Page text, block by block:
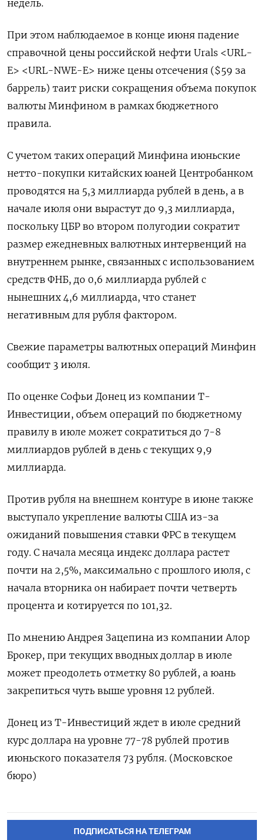
недель.
При этом наблюдаемое в конце июня падение
справочной цены российской нефти Urals <URL-
E> <URL-NWE-E> ​ниже цены отсечения ($59 за
баррель) таит риски сокращения объема покупок
валюты Минфином в рамках бюджетного
правила.
С учетом таких операций Минфина июньские
нетто-покупки китайских юаней Центробанком
проводятся на 5,3 миллиарда рублей в день, а в
начале июля они вырастут до 9,3 миллиарда,
поскольку ЦБР во втором полугодии сократит
размер ежедневных валютных интервенций на
внутреннем рынке, связанных с использованием
средств ФНБ, до 0,6 миллиарда рублей с
нынешних 4,6 миллиарда, что станет
негативным для рубля фактором.
Свежие параметры валютных операций Минфин
сообщит 3 июля.
По оценке Софьи Донец из компании Т-
Инвестиции, объем операций по ​бюджетному
правилу в июле может сократиться до ⁠7-8
миллиардов рублей в день с текущих 9,9
миллиарда.
Против рубля на внешнем контуре в июне также
выступало укрепление валюты США из-за
ожиданий повышения ставки ФРС в текущем
году. С ‌начала месяца индекс доллара растет
почти на 2,5%, максимально с прошлого июля, с
начала вторника он набирает почти четверть
‌процента и котируется по 101,32.
По мнению Андрея Зацепина из компании Алор
Брокер, при текущих вводных доллар в июле
может преодолеть отметку ​80 рублей, а юань
закрепиться чуть выше уровня 12 рублей.
Донец из Т-Инвестиций ждет в июле ‌средний
курс доллара на уровне 77-78 рублей против
июньского показателя 73 рубля. (Московское
бюро)
ПОДПИСАТЬСЯ НА ТЕЛЕГРАМ